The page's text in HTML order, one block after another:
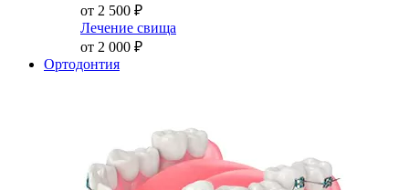
от 2 500 ₽
Лечение свища
от 2 000 ₽
Ортодонтия